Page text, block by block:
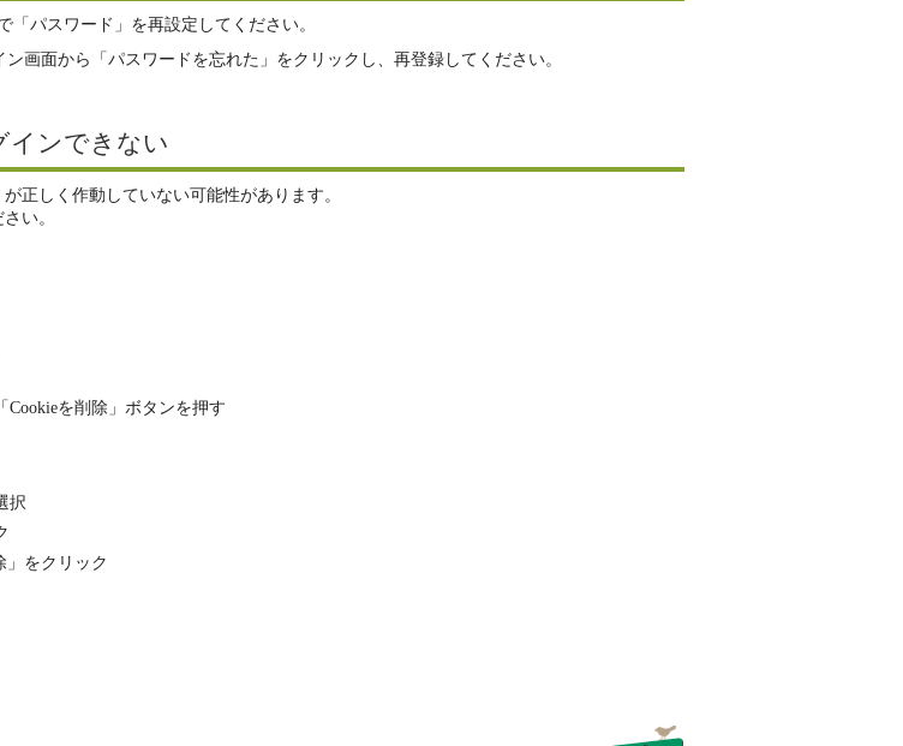
パスワード」を再設定してください。
画面から「パスワードを忘れた」をクリックし、再登録してください。
インできない
正しく作動していない可能性があります。
い。
Cookieを削除」ボタンを押す
択
」をクリック